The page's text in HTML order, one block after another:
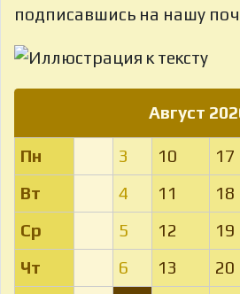
подписавшись на нашу
Август
Пн 3 10 17
Вт
4 11 18
Ср
5 12 19
Чт
6 13 20